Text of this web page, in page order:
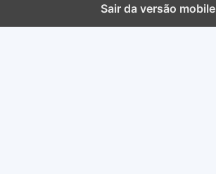
Sair da versão mobile